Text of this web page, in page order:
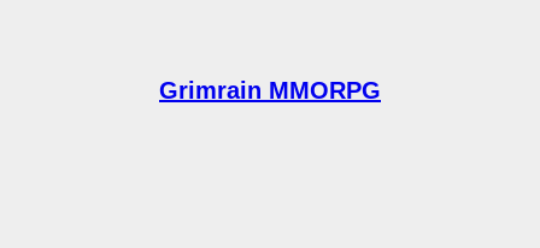
Grimrain MMORPG